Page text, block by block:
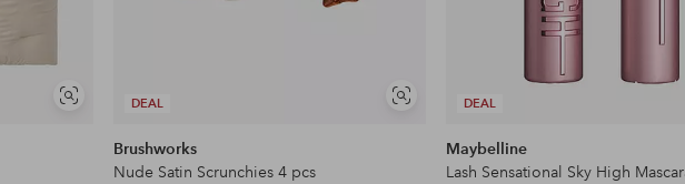
Näytä
DEAL
Näytä
Brushworks
Nude Satin Scrunchies 4 pcs
DEAL
Maybelline
Lash Sensational Sky High